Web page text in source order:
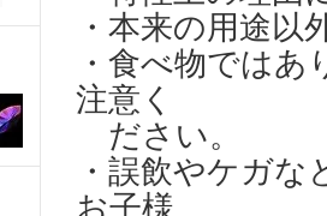
・本来の用途
・食べ物では
注意く
ださい。
・誤飲やケガ
お子様